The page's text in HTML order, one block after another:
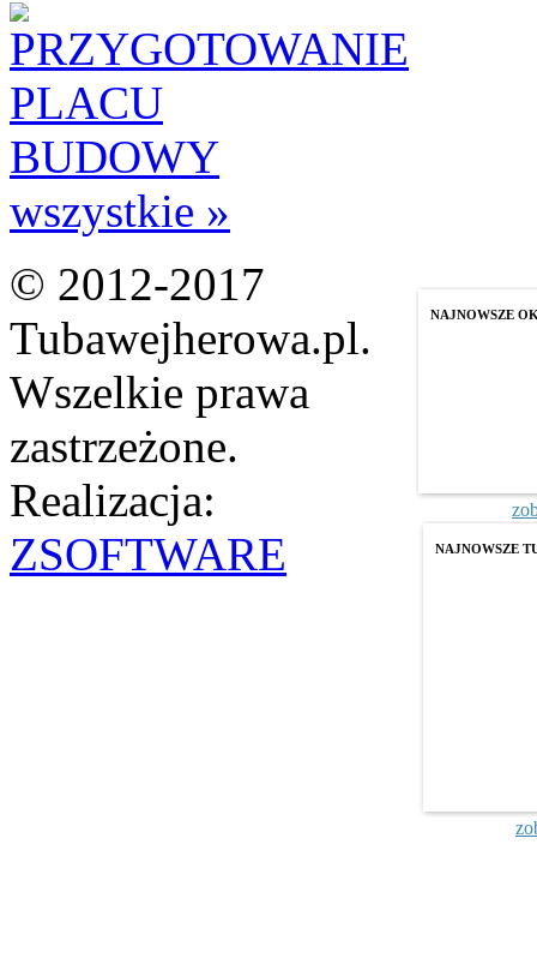
wszystkie »
NAJNOWSZE
NAJNOWSZE
© 2012-2017
Tubawejherowa.pl.
Wszelkie prawa
zastrzeżone.
Realizacja:
ZSOFTWARE